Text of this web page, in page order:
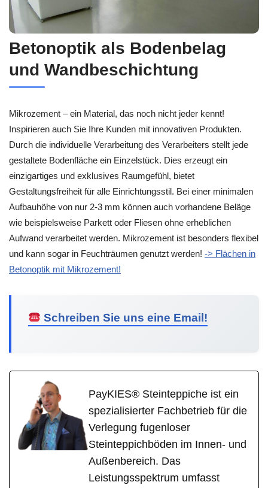
Betonoptik als Bodenbelag
und Wandbeschichtung
Mikrozement – ein Material, das noch nicht jeder kennt!
Inspirieren auch Sie Ihre Kunden mit innovativen Produkten.
Durch die individuelle Verarbeitung des Verarbeiters stellt jede
gestaltete Bodenfläche ein Einzelstück. Dies erzeugt ein
einzigartiges und exklusives Raumgefühl, bietet
Gestaltungsfreiheit für alle Einrichtungsstil. Bei einer minimalen
Aufbauhöhe von nur 2-3 mm können auch vorhandene Beläge
wie beispielsweise Parkett oder Fliesen ohne erheblichen
Aufwand verarbeitet werden. Mikrozement ist besonders flexibel
und kann sogar in Feuchträumen genutzt werden! -> Flächen in
Betonoptik mit Mikrozement!
Schreiben Sie uns eine Email!
PayKIES® Steinteppiche ist ein
spezialisierter Fachbetrieb für die
Verlegung fugenloser
Steinteppichböden im Innen- und
Außenbereich. Das
Leistungsspektrum umfasst